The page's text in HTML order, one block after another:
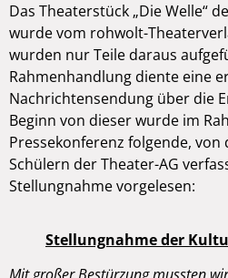
Das Theaterstück „Die Welle“
wurde vom rohwolt-
wurden nur Teile daraus
Rahmenhandlung diente eine
Nachrichtensendung über die
Beginn von dieser wurde im
Pressekonferenz folgende,
Schülern der Theater-AG
Stellungnahme vorgelesen:
Stellungnahme der